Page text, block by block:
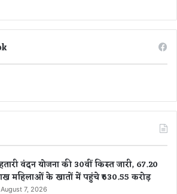
वंदन योजना की 30वीं किस्त जारी, 67.20
महिलाओं के खातों में पहुंचे ₹630.55 करोड़
August 7, 2026